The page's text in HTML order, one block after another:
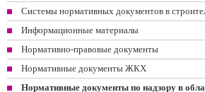
Системы нормативных документов в
Информационные материалы
Нормативно-правовые документы
Нормативные документы ЖКХ
Нормативные документы по надзору в